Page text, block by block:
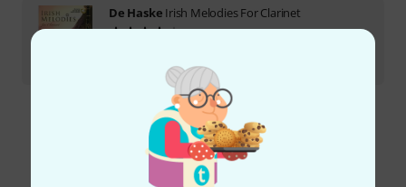
De Haske Irish Melodies For Clarinet
3
Kostenloser Versand ab 29 €
Alle Preise inkl. MwSt.